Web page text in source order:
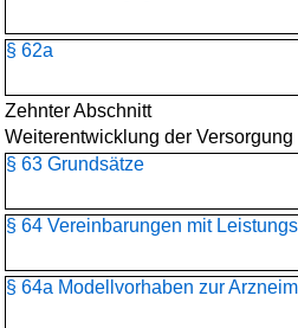
§ 62a
Zehnter Abschnitt
Weiterentwicklung der Versorgung
§ 63 Grundsätze
§ 64 Vereinbarungen mit
§ 64a Modellvorhaben zur